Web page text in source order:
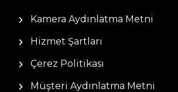
Kamera Aydınlatma Metni
Hizmet Şartları
Çerez Politikası
Müşteri Aydınlatma Metni